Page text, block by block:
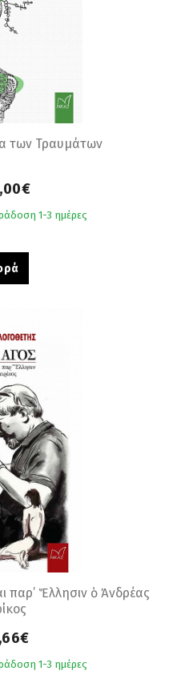
των Τραυμάτων
1-3 ημέρες
παρ’ Ἕλλησιν ὁ Ἀνδρέας
1-3 ημέρες